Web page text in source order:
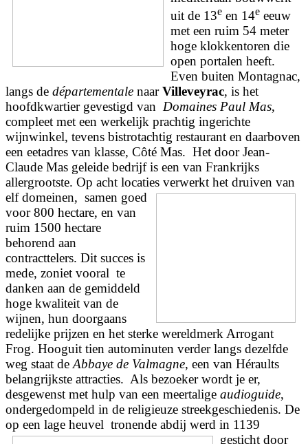
uit de 13e en 14e eeuw
met een ruim 54 meter
hoge klokkentoren die
open portalen heeft.
Even buiten Montagnac,
langs de départementale naarVilleveyrac, is het
hoofdkwartier gevestigd van Domaines Paul Mas,
compleet met een werkelijk prachtig ingerichte
wijnwinkel, tevens bistrotachtig restaurant en daarboven
een eetadres van klasse, Côté Mas. Het door Jean-
Claude Mas geleide bedrijf is een van Frankrijks
allergrootste. Op acht locaties verwerkt het druiven van
elf domeinen, samen goed
voor 800 hectare, en van
ruim 1500 hectare
behorend aan
contracttelers. Dit succes is
mede, zoniet vooral te
danken aan de gemiddeld
hoge kwaliteit van de
wijnen, hun doorgaans
redelijke prijzen en het sterke wereldmerk Arrogant
Frog. Hooguit tien autominuten verder langs dezelfde
weg staat de Abbaye de Valmagne, een van Héraults
belangrijkste attracties. Als bezoeker wordt je er,
desgewenst met hulp van een meertalige audioguide,
ondergedompeld in de religieuze streekgeschiedenis. De
op een lage heuvel tronende abdij werd in 1139
gesticht door